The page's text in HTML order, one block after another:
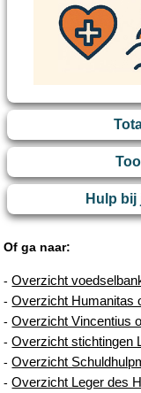
Hulp
Of ga naar:
-Overzicht
-Overzicht Humanitas
-Overzicht Vincentius
-Overzicht stichtingen
-Overzicht
-Overzicht Leger des